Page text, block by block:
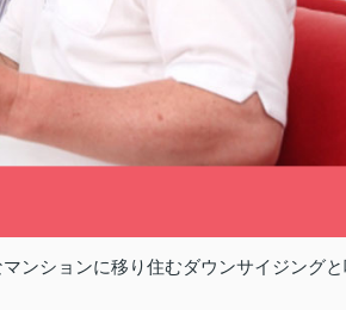
ンションに移り住むダウンサイジング